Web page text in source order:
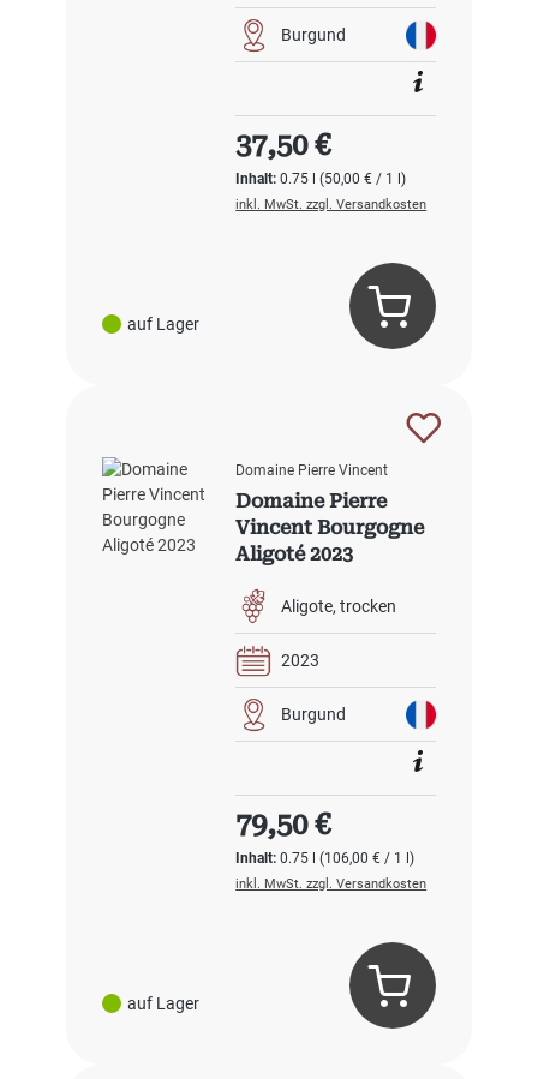
auf Lager
Burgund
Inhalt:0.75 l(50,00 € / 1 l)
Regulärer Preis:
37,50 €
inkl. MwSt. zzgl. Versandkosten
auf Lager
Domaine Pierre Vincent
Domaine Pierre
Vincent Bourgogne
Aligoté 2023
Aligote trocken
2023
Burgund
Inhalt:0.75 l(106,00 € / 1 l)
Regulärer Preis:
79,50 €
inkl. MwSt. zzgl. Versandkosten